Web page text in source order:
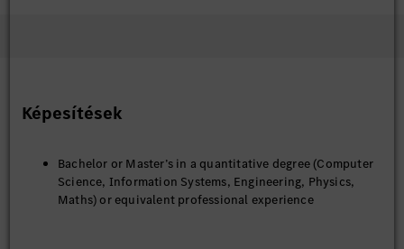
Képesítések
Bachelor or Master’s in a quantitative degree (Computer
Science, Information Systems, Engineering, Physics,
Maths) or equivalent professional experience